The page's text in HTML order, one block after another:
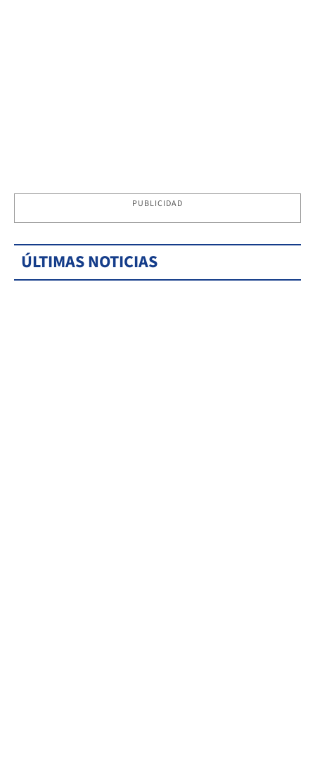
PUBLICIDAD
ÚLTIMAS NOTICIAS